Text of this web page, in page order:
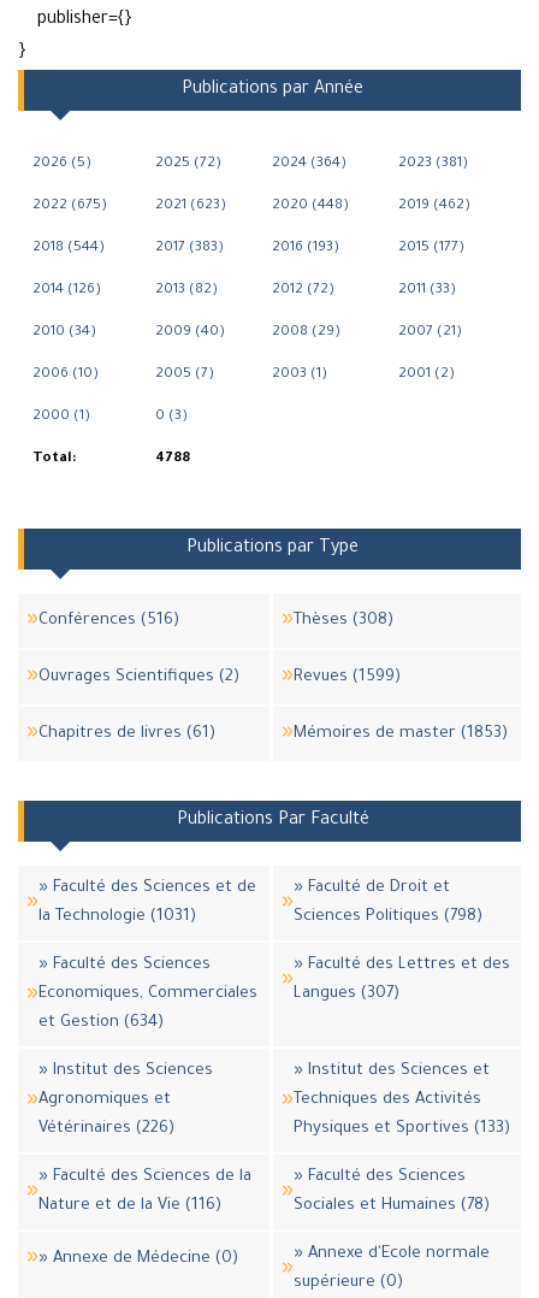
publisher={}
}
Publications par Année
2026 (5) 2025 (72) 2024 (364) 2023 (381)
2022 (675) 2021 (623) 2020 (448) 2019 (462)
2018 (544) 2017 (383) 2016 (193) 2015 (177)
2014 (126) 2013 (82) 2012 (72) 2011 (33)
2010 (34) 2009 (40) 2008 (29) 2007 (21)
2006 (10) 2005 (7) 2003 (1) 2001 (2)
2000 (1) 0 (3)
Total: 4788
Publications par Type
Conférences (516) Thèses (308)
Ouvrages Scientifiques (2) Revues (1599)
Chapitres de livres (61) Mémoires de master (1853)
Publications Par Faculté
» Faculté des Sciences et de
la Technologie (1031)
» Faculté de Droit et
Sciences Politiques (798)
» Faculté des Sciences
Economiques, Commerciales
et Gestion (634)
» Faculté des Lettres et des
Langues (307)
» Institut des Sciences
Agronomiques et
Vétérinaires (226)
» Institut des Sciences et
Techniques des Activités
Physiques et Sportives (133)
» Faculté des Sciences de la
Nature et de la Vie (116)
» Faculté des Sciences
Sociales et Humaines (78)
» Annexe de Médecine (0)
» Annexe d'Ecole normale
supérieure (0)